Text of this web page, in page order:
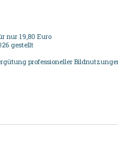
nur 19,80 Euro
gestellt
professioneller